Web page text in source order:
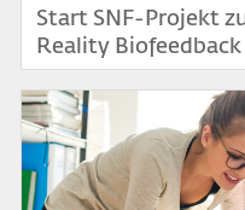
Start SNF-Projekt
Reality
Trainings für
Bild